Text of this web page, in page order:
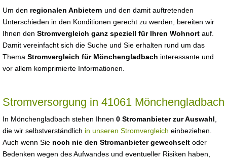
Um den regionalen Anbietern und den damit auftretenden
Unterschieden in den Konditionen gerecht zu werden, bereiten wir
Ihnen den Stromvergleich ganz speziell für Ihren Wohnort auf.
Damit vereinfacht sich die Suche und Sie erhalten rund um das
Thema Stromvergleich für Mönchengladbach interessante und
vor allem komprimierte Informationen.
Stromversorgung in 41061 Mönchengladbach
In Mönchengladbach stehen Ihnen 0 Stromanbieter zur Auswahl
die wir selbstverständlich in unseren Stromvergleich einbeziehen.
Auch wenn Sie noch nie den Stromanbieter gewechselt oder
Bedenken wegen des Aufwandes und eventueller Risiken haben,